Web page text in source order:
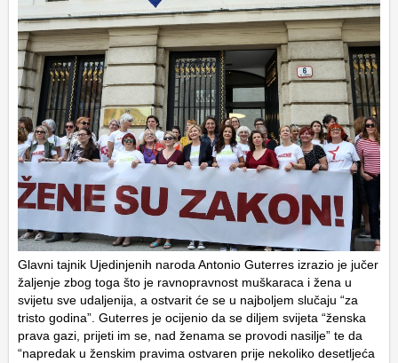
Glavni tajnik Ujedinjenih naroda Antonio Guterres izrazio je jučer
žaljenje zbog toga što je ravnopravnost muškaraca i žena u
svijetu sve udaljenija, a ostvarit će se u najboljem slučaju “za
tristo godina”. Guterres je ocijenio da se diljem svijeta “ženska
prava gazi, prijeti im se, nad ženama se provodi nasilje” te da
“napredak u ženskim pravima ostvaren prije nekoliko desetljeća